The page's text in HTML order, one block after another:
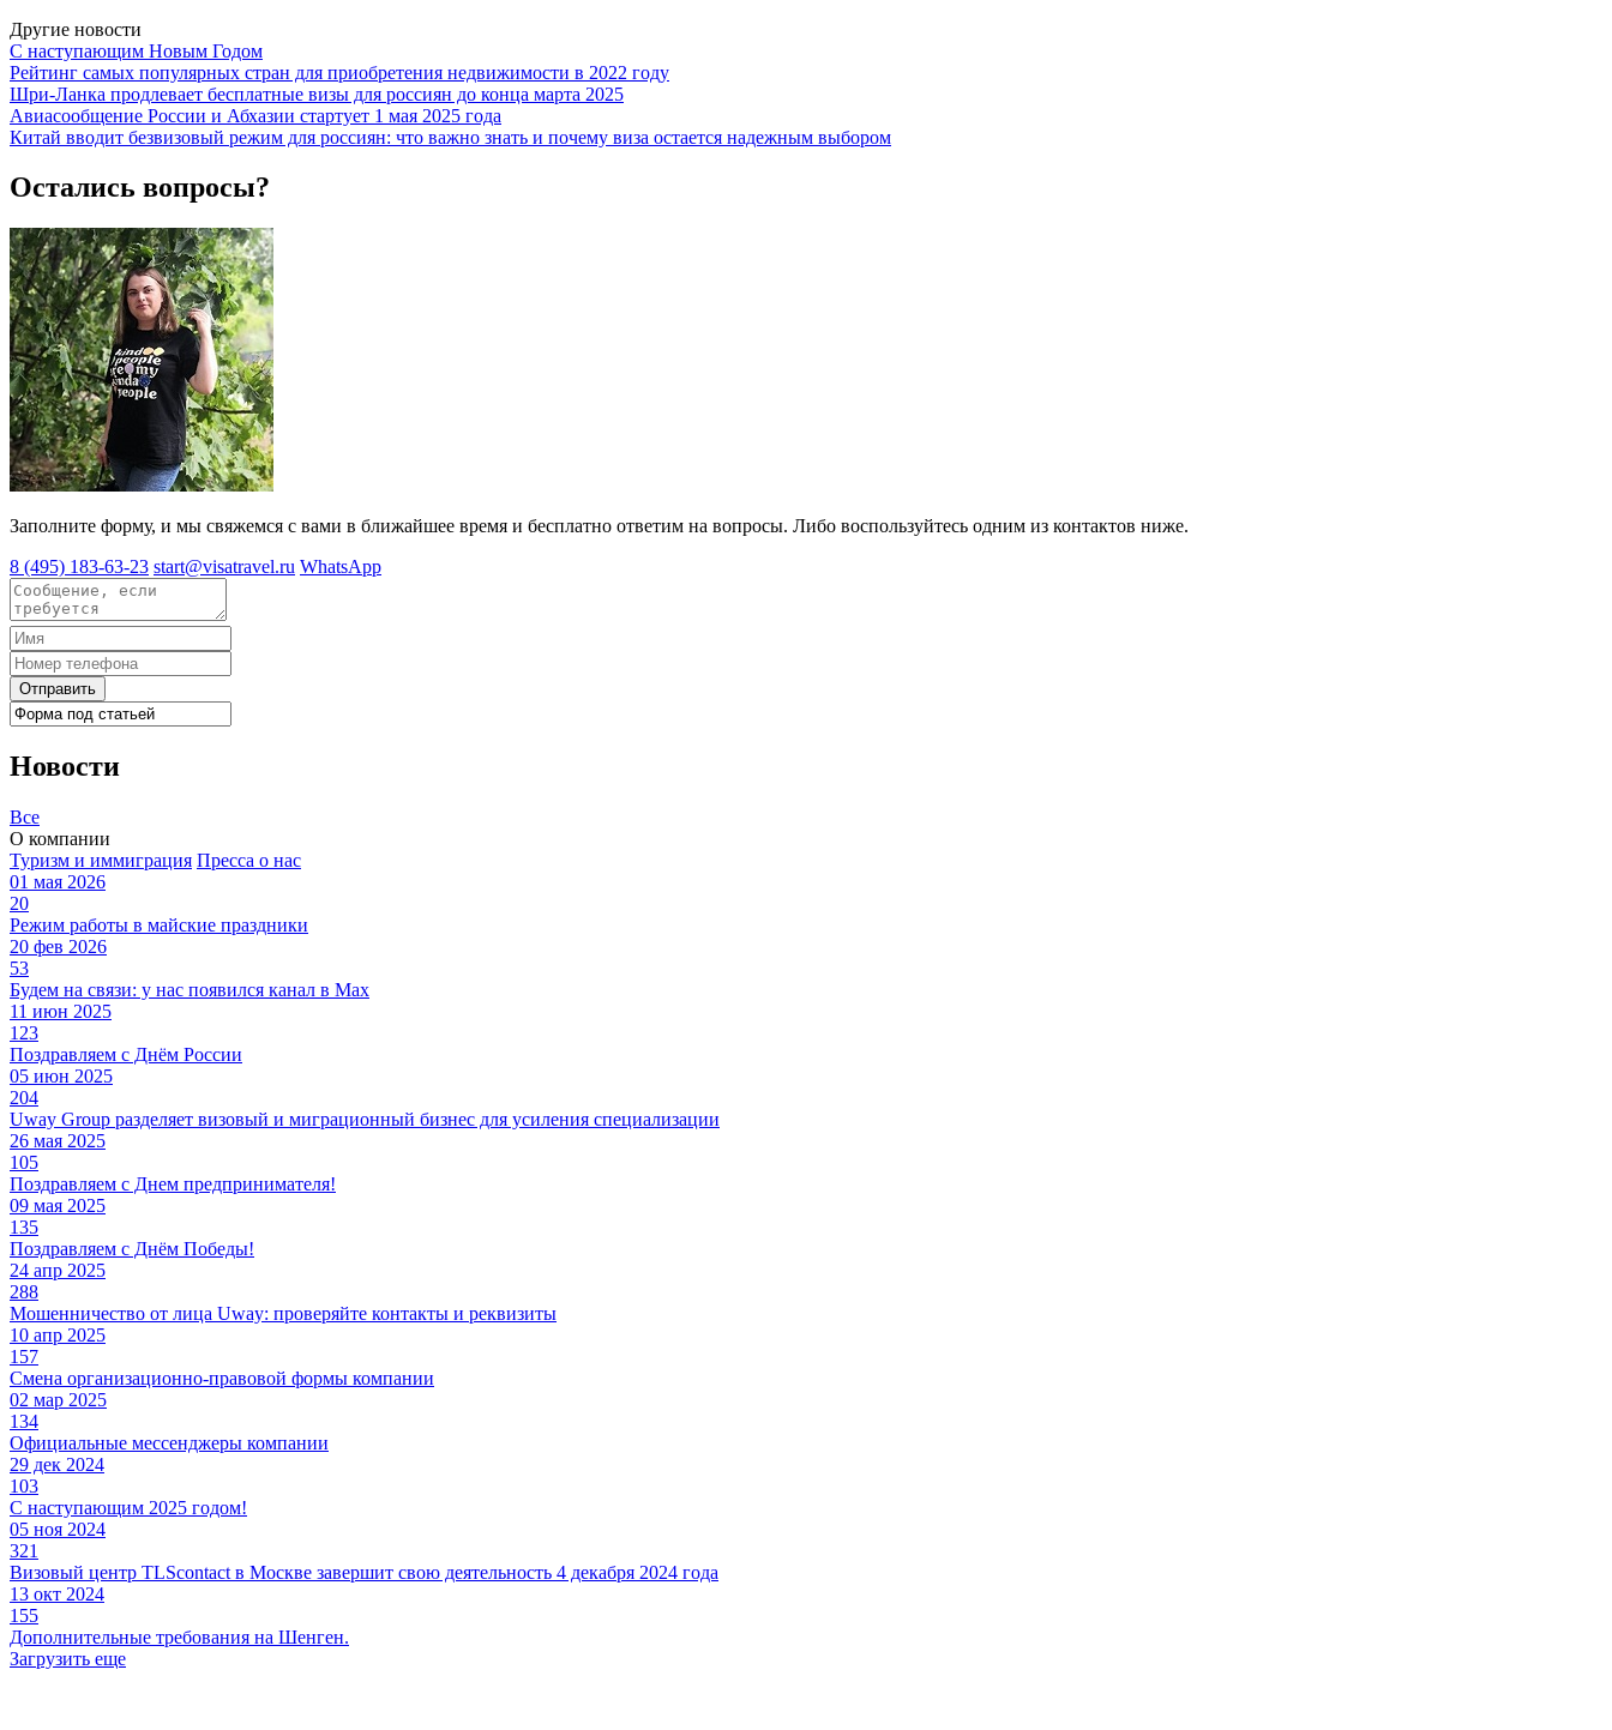
Другие новости
С наступающим Новым Годом
Рейтинг самых популярных стран для приобретения недвижимости в 2022 году
Шри-Ланка продлевает бесплатные визы для россиян до конца марта 2025
Авиасообщение России и Абхазии стартует 1 мая 2025 года
Китай вводит безвизовый режим для россиян: что важно знать и почему виза остается надежным выбором
Остались вопросы?
Заполните форму, и мы свяжемся с вами в ближайшее время и бесплатно ответим на вопросы. Либо воспользуйтесь одним из контактов ниже.
8 (495) 183-63-23 start@visatravel.ru WhatsApp
Отправить
Новости
Все
О компании
Туризм и иммиграция Пресса о нас
01 мая 2026
20
Режим работы в майские праздники
20 фев 2026
53
Будем на связи: у нас появился канал в Max
11 июн 2025
123
Поздравляем с Днём России
05 июн 2025
204
Uway Group разделяет визовый и миграционный бизнес для усиления специализации
26 мая 2025
105
Поздравляем с Днем предпринимателя!
09 мая 2025
135
Поздравляем с Днём Победы!
24 апр 2025
288
Мошенничество от лица Uway: проверяйте контакты и реквизиты
10 апр 2025
157
Смена организационно-правовой формы компании
02 мар 2025
134
Официальные мессенджеры компании
29 дек 2024
103
С наступающим 2025 годом!
05 ноя 2024
321
Визовый центр TLScontact в Москве завершит свою деятельность 4 декабря 2024 года
13 окт 2024
155
Дополнительные требования на Шенген.
Загрузить еще